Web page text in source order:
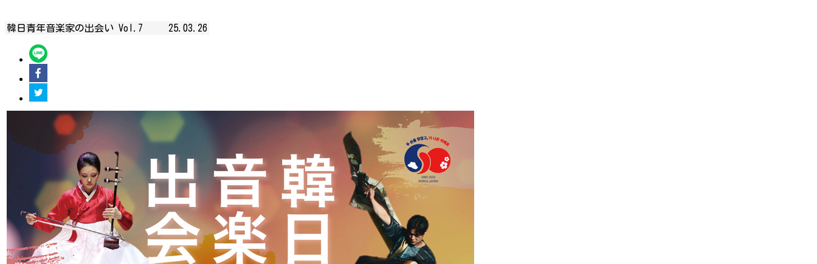
韓日青年音楽家の出会い Vol.7 25.03.26